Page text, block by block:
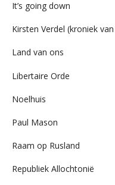
It’s going down
Kirsten Verdel (kroniek
Land van ons
Libertaire Orde
Noelhuis
Paul Mason
Raam op Rusland
Republiek Allochtonië